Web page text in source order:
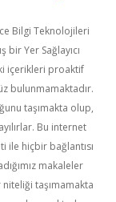
Bilgi Teknolojileri
bir Yer Sağlayıcı
içerikleri proaktif
bulunmamaktadır.
taşımakta olup,
Bu internet
ile hiçbir bağlantısı
makaleler
taşımamakta